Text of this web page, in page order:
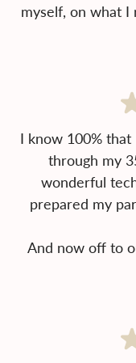
myself, on what
I know 100%
through my
wonderful
prepared my
And now off to